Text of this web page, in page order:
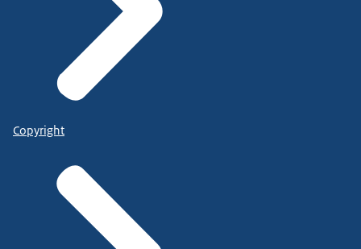
Copyright